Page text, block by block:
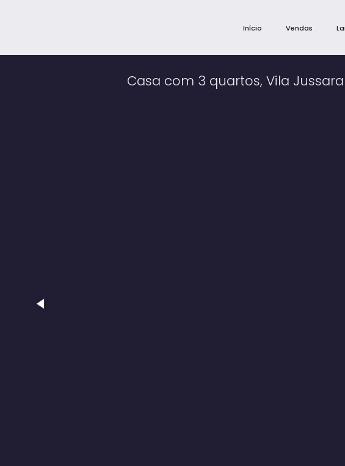
Vendas
Início
Casa com 3 quartos, Vila